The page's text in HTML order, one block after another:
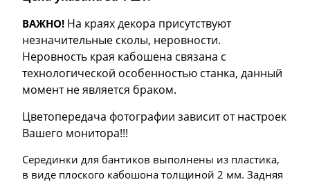
ВАЖНО! На краях декора присутствуют
незначительные сколы, неровности.
Неровность края кабошена связана с
технологической особенностью станка, данный
момент не является браком.
Цветопередача фотографии зависит от настроек
Вашего монитора!!!
Серединки для бантиков выполнены из пластика,
в виде плоского кабошона толщиной 2 мм. Задняя